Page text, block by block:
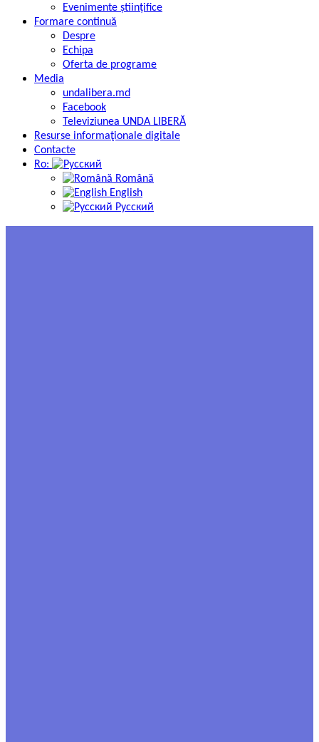
Evenimente științifice
Formare continuă
Despre
Echipa
Oferta de programe
Media
undalibera.md
Facebook
Televiziunea UNDA LIBERĂ
Resurse informaţionale digitale
Contacte
Ro:
Română
English
Русский